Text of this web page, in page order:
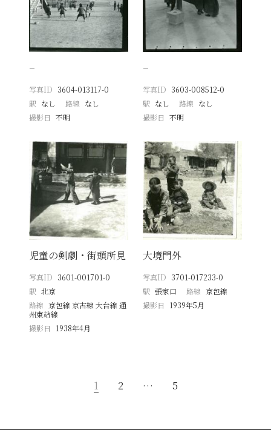
−
写真ID 3604-013117-0
駅 なし 路線 なし
撮影日
不明
−
写真ID 3603-008512-0
駅 なし 路線 なし
撮影日 不明
児童の剣劇・街頭所見
写真ID 3601-001701-0
駅 北京
路線 京包線 京古線 大台線 通
州東站線
撮影日
1938年4月
大境門外
写真ID 3701-017233-0
駅 張家口 路線 京包線
撮影日
1939年5月
1 2 … 5